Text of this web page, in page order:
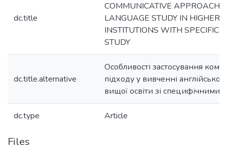
dc.title
COMMUNICATIVE APPROACH
LANGUAGE STUDY IN HIGHER
INSTITUTIONS WITH SPECIFIC
STUDY
dc.title.alternative
Особливості застосування
підходу у вивченні
вищої освіти зі специфічними
dc.type Article
Files